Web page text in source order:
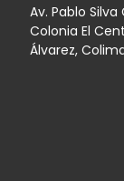
Av. Pablo
Colonia El
Álvarez,